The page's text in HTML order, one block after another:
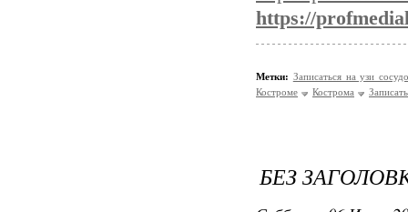
https://
Метки: Записаться на узи
Костроме
Кострома
БЕЗ